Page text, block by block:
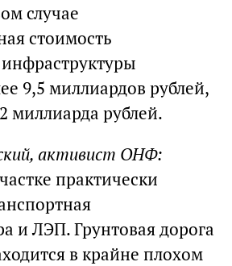
случае
стоимость
инфраструктуры
9,5 миллиардов рублей,
миллиарда рублей.
активист ОНФ:
практически
и ЛЭП. Грунтовая дорога
в крайне плохом